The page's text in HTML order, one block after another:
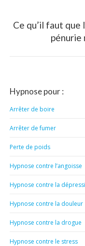
Ce qu’il faut que
pénurie
Hypnose pour :
Arrêter de boire
Arrêter de fumer
Perte de poids
Hypnose contre l’angoisse
Hypnose contre la
Hypnose contre la douleur
Hypnose contre la drogue
Hypnose contre le stress